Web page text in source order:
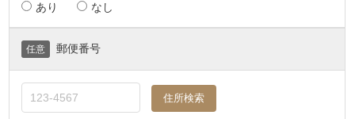
あり なし
任意 郵便番号
住所検索